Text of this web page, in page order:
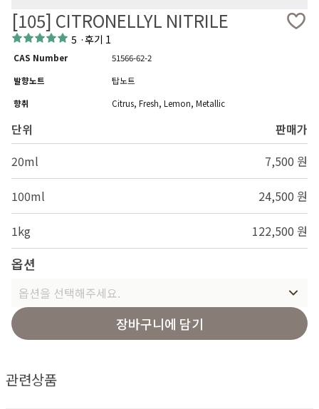
[105] CITRONELLYL NITRILE
5 ·후기 1
CAS Number
51566-62-2
발향노트
탑노트
향취
Citrus, Fresh, Lemon, Metallic
단위
판매가
20ml
7,500 원
100ml 24,500 원
1kg 122,500 원
옵션
옵션을 선택해주세요.
장바구니에 담기
관련상품